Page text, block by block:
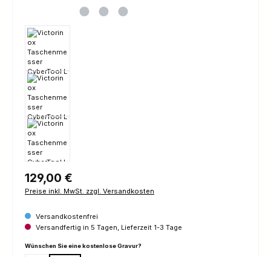
Regulärer Preis:
129,00 €
Preise inkl. MwSt. zzgl. Versandkosten
Versandkostenfrei
Versandfertig in 5 Tagen, Lieferzeit 1-3 Tage
Wünschen Sie eine kostenlose Gravur?auswählen